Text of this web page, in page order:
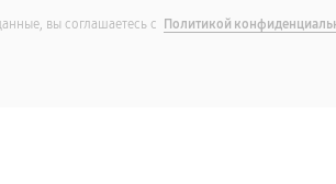
вы соглашаетесь с Политикой